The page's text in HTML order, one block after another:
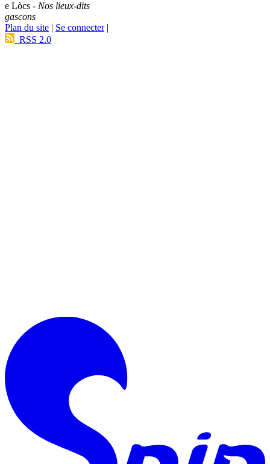
e Lòcs - Nos lieux-dits
gascons
Plan du site | Se connecter|
RSS 2.0